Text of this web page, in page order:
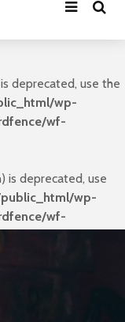
deprecated, use the
wp-
wf-
is deprecated, use
wp-
wf-